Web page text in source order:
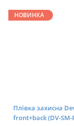
НОВИНКА
Плівка захисна
front+back (DV-SM-